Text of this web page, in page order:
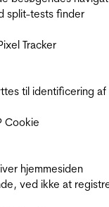
split-tests finder
Tracker
til identificering af
Cookie
hjemmesiden
ved ikke at